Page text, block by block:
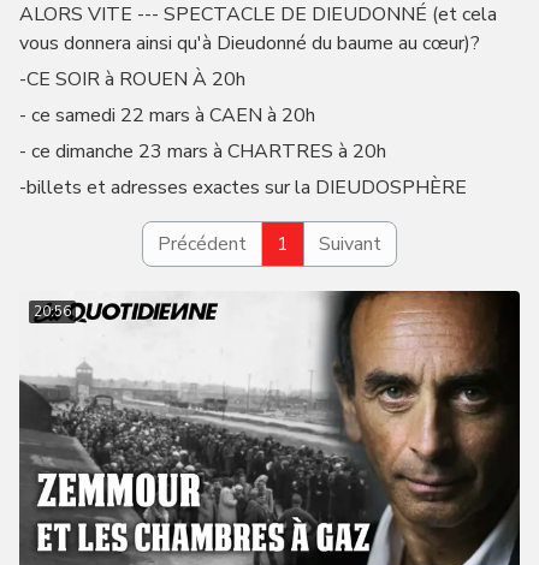
ALORS VITE --- SPECTACLE DE DIEUDONNÉ (et cela
vous donnera ainsi qu'à Dieudonné du baume au cœur)?
-CE SOIR à ROUEN À 20h
- ce samedi 22 mars à CAEN à 20h
- ce dimanche 23 mars à CHARTRES à 20h
-billets et adresses exactes sur la DIEUDOSPHÈRE
Précédent 1 Suivant
20:56